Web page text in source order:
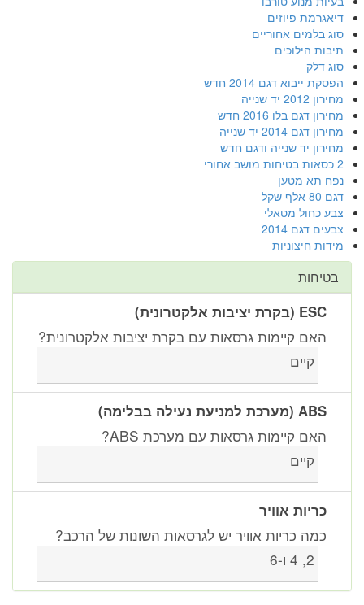
דיאגרמת פיוזים
סוג בלמים אחוריים
תיבות הילוכים
סוג דלק
הפסקת ייבוא דגם 2014 חדש
מחירון 2012 יד שנייה
מחירון דגם בלו 2016 חדש
מחירון דגם 2014 יד שנייה
מחירון יד שנייה ודגם חדש
2 כסאות בטיחות מושב אחורי
נפח תא מטען
דגם 80 אלף שקל
צבע כחול מטאלי
צבעים דגם 2014
מידות חיצוניות
בטיחות
ESC (בקרת יציבות אלקטרונית)
האם קיימות גרסאות עם בקרת יציבות אלקטרונית?
קיים
ABS (מערכת למניעת נעילה בבלימה)
האם קיימות גרסאות עם מערכת ABS?
קיים
כריות אוויר
כמה כריות אוויר יש לגרסאות השונות של הרכב?
2, 4 ו-6